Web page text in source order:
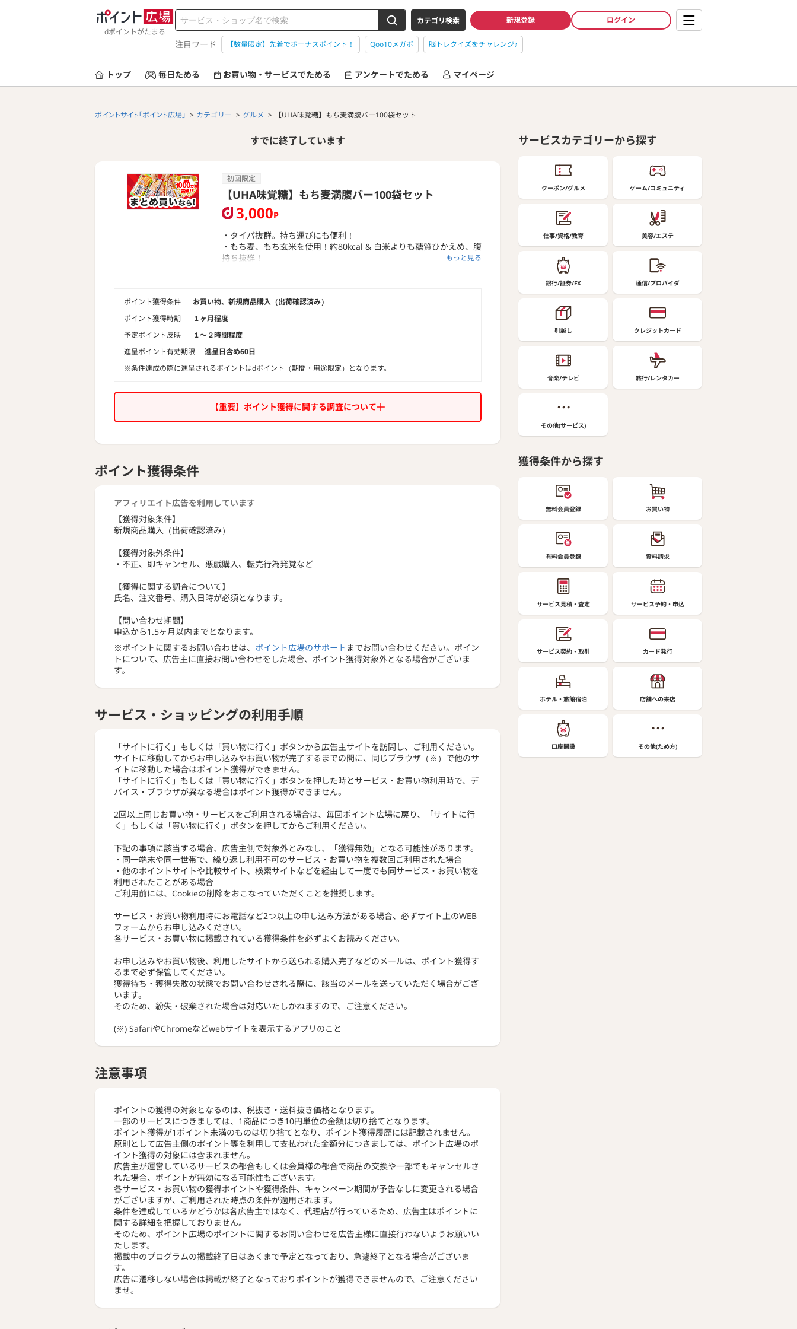
dポイントがたまる
カテゴリ検索 新規登録 ログイン
注目ワード 【数量限定】先着でボーナスポイント！ Qoo10メガポ 脳トレクイズをチャレンジ♪
トップ 毎日ためる お買い物・サービスでためる アンケートでためる マイページ
ポイントサイト「ポイント広場」 カテゴリー グルメ 【UHA味覚糖】もち麦満腹バー100袋セット
すでに終了しています
初回限定
【UHA味覚糖】もち麦満腹バー100袋セット
3,000P
・タイパ抜群。持ち運びにも便利！
・もち麦、もち玄米を使用！約80kcal & 白米よりも糖質ひかえめ、腹
持ち抜群！
もっと見る
ポイント獲得条件
お買い物、新規商品購入（出荷確認済み）
ポイント獲得時期
１ヶ月程度
予定ポイント反映
１〜２時間程度
進呈ポイント有効期限
進呈日含め60日
※条件達成の際に進呈されるポイントはdポイント（期間・用途限定）となります。
【重要】ポイント獲得に関する調査について
ポイント獲得条件
アフィリエイト広告を利用しています
【獲得対象条件】
新規商品購入（出荷確認済み）
【獲得対象外条件】
・不正、即キャンセル、悪戯購入、転売行為発覚など
【獲得に関する調査について】
氏名、注文番号、購入日時が必須となります。
【問い合わせ期間】
申込から1.5ヶ月以内までとなります。
※ポイントに関するお問い合わせは、 ポイント広場のサポート までお問い合わせください。ポイン
トについて、広告主に直接お問い合わせをした場合、ポイント獲得対象外となる場合がございま
す。
サービス・ショッピングの利用手順
「サイトに行く」もしくは「買い物に行く」ボタンから広告主サイトを訪問し、ご利用ください。
サイトに移動してからお申し込みやお買い物が完了するまでの間に、同じブラウザ（※）で他のサ
イトに移動した場合はポイント獲得ができません。
「サイトに行く」もしくは「買い物に行く」ボタンを押した時とサービス・お買い物利用時で、デ
バイス・ブラウザが異なる場合はポイント獲得ができません。
2回以上同じお買い物・サービスをご利用される場合は、毎回ポイント広場に戻り、「サイトに行
く」もしくは「買い物に行く」ボタンを押してからご利用ください。
下記の事項に該当する場合、広告主側で対象外とみなし、「獲得無効」となる可能性があります。
・同一端末や同一世帯で、繰り返し利用不可のサービス・お買い物を複数回ご利用された場合
・他のポイントサイトや比較サイト、検索サイトなどを経由して一度でも同サービス・お買い物を
利用されたことがある場合
ご利用前には、Cookieの削除をおこなっていただくことを推奨します。
サービス・お買い物利用時にお電話など2つ以上の申し込み方法がある場合、必ずサイト上のWEB
フォームからお申し込みください。
各サービス・お買い物に掲載されている獲得条件を必ずよくお読みください。
お申し込みやお買い物後、利用したサイトから送られる購入完了などのメールは、ポイント獲得す
るまで必ず保管してください。
獲得待ち・獲得失敗の状態でお問い合わせされる際に、該当のメールを送っていただく場合がござ
います。
そのため、紛失・破棄された場合は対応いたしかねますので、ご注意ください。
(※) SafariやChromeなどwebサイトを表示するアプリのこと
注意事項
ポイントの獲得の対象となるのは、税抜き・送料抜き価格となります。
一部のサービスにつきましては、1商品につき10円単位の金額は切り捨てとなります。
ポイント獲得が1ポイント未満のものは切り捨てとなり、ポイント獲得履歴には記載されません。
原則として広告主側のポイント等を利用して支払われた金額分につきましては、ポイント広場のポ
イント獲得の対象には含まれません。
広告主が運営しているサービスの都合もしくは会員様の都合で商品の交換や一部でもキャンセルさ
れた場合、ポイントが無効になる可能性もございます。
各サービス・お買い物の獲得ポイントや獲得条件、キャンペーン期間が予告なしに変更される場合
がございますが、ご利用された時点の条件が適用されます。
条件を達成しているかどうかは各広告主ではなく、代理店が行っているため、広告主はポイントに
関する詳細を把握しておりません。
そのため、ポイント広場のポイントに関するお問い合わせを広告主様に直接行わないようお願いい
たします。
掲載中のプログラムの掲載終了日はあくまで予定となっており、急遽終了となる場合がございま
す。
広告に遷移しない場合は掲載が終了となっておりポイントが獲得できませんので、ご注意ください
ませ。
サービスカテゴリーから探す
クーポン/グルメ ゲーム/コミュニティ
仕事/資格/教育 美容/エステ
銀行/証券/FX 通信/プロバイダ
引越し クレジットカード
音楽/テレビ 旅行/レンタカー
その他(サービス)
獲得条件から探す
無料会員登録 お買い物
有料会員登録 資料請求
サービス見積・査定 サービス予約・申込
サービス契約・取引 カード発行
ホテル・旅館宿泊 店舗への来店
口座開設 その他(ため方)